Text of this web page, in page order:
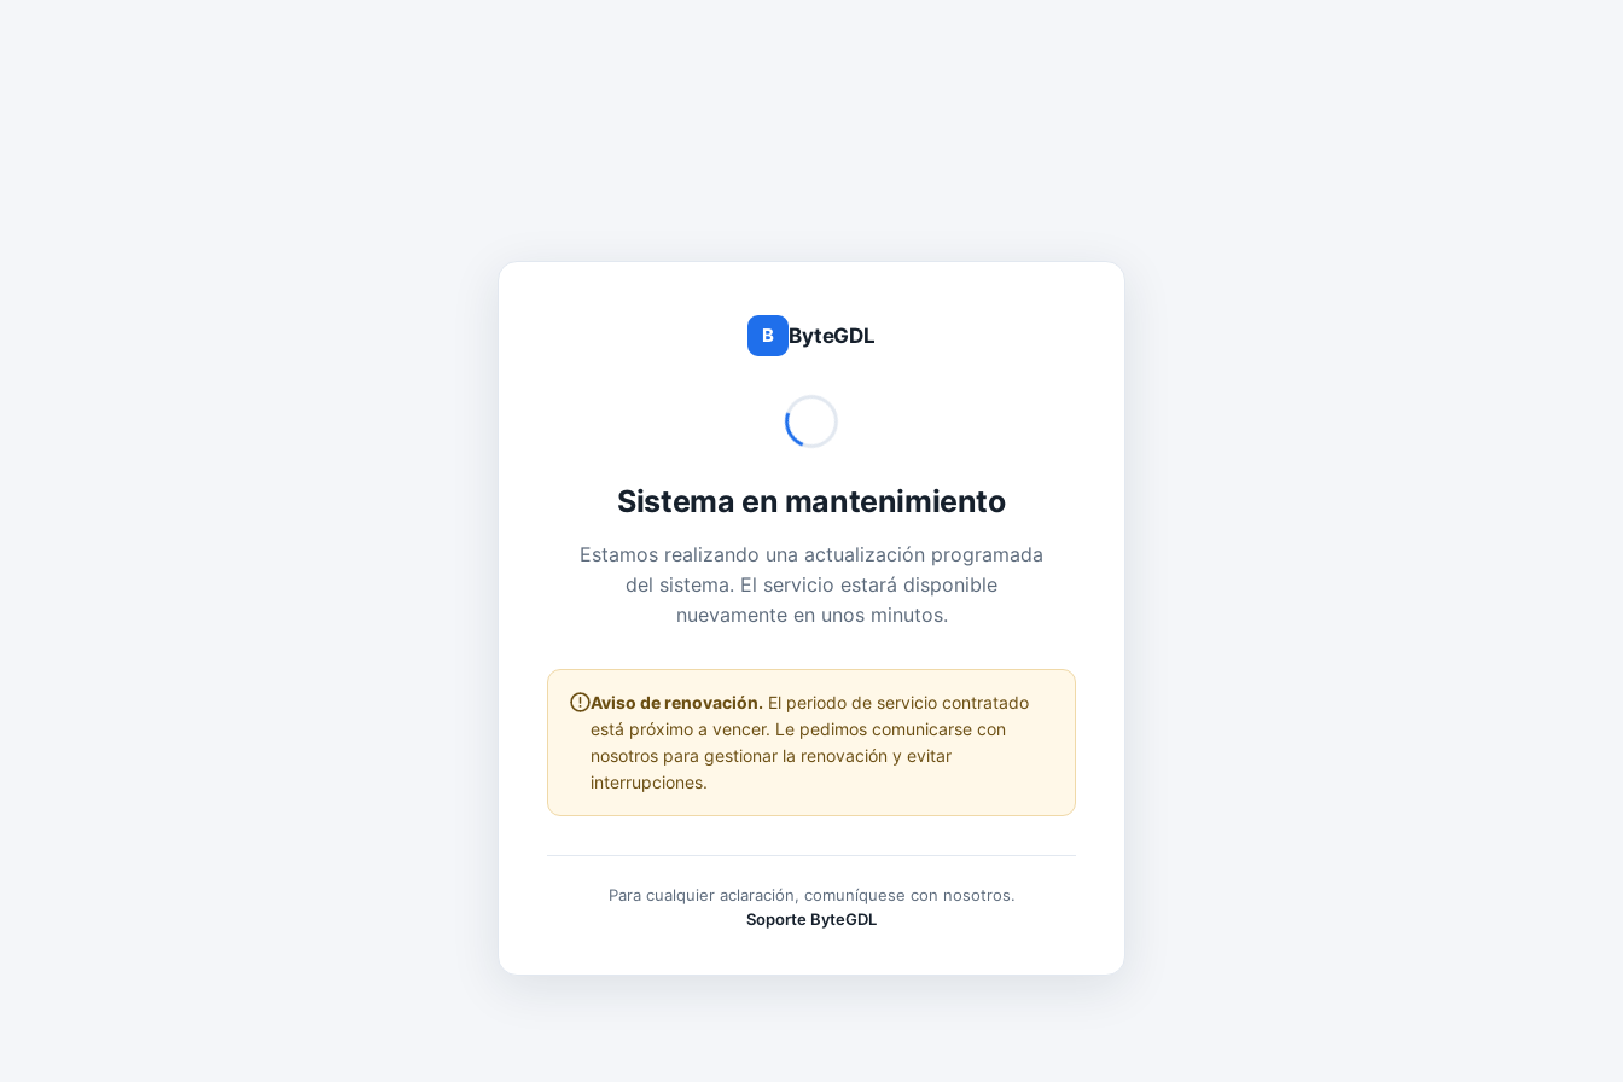
B ByteGDL
Sistema en mantenimiento
Estamos realizando una actualización programada
del sistema. El servicio estará disponible
nuevamente en unos minutos.
Aviso de renovación. El periodo de servicio contratado
está próximo a vencer. Le pedimos comunicarse con
nosotros para gestionar la renovación y evitar
interrupciones.
Para cualquier aclaración, comuníquese con nosotros.
Soporte ByteGDL